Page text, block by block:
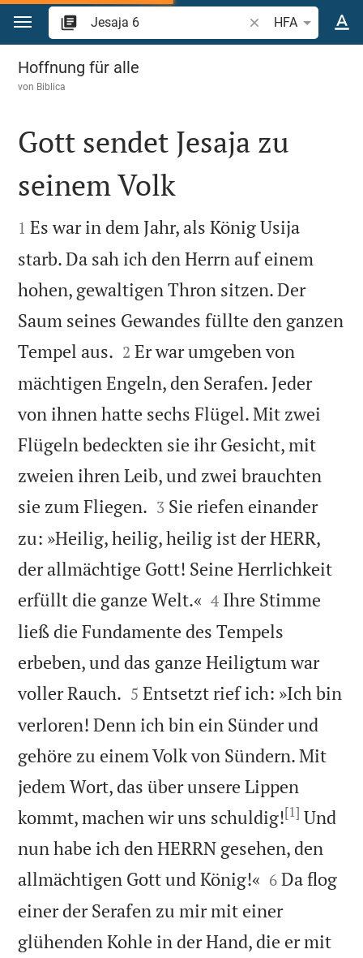
Zum Inhalt springen
Bibelstelle oder
HFA
Jesaja 6
Hoffnung für alle
von Biblica

Gott sendet Jesaja zu
seinem Volk

1 Es war in dem Jahr, als König Usija
starb. Da sah ich den Herrn auf einem
hohen, gewaltigen Thron sitzen. Der
Saum seines Gewandes füllte den ganzen
Tempel aus. 

2 Er war umgeben von
mächtigen Engeln, den Serafen. Jeder
von ihnen hatte sechs Flügel. Mit zwei
Flügeln bedeckten sie ihr Gesicht, mit
zweien ihren Leib, und zwei brauchten
sie zum Fliegen. 

3 Sie riefen einander
zu: »Heilig, heilig, heilig ist der HERR,
der allmächtige Gott! Seine Herrlichkeit
erfüllt die ganze Welt.« 

4 Ihre Stimme
ließ die Fundamente des Tempels
erbeben, und das ganze Heiligtum war
voller Rauch. 

5 Entsetzt rief ich: »Ich bin
verloren! Denn ich bin ein Sünder und
gehöre zu einem Volk von Sündern. Mit
jedem Wort, das über unsere Lippen
kommt, machen wir uns schuldig![1] Und
nun habe ich den HERRN gesehen, den
allmächtigen Gott und König!« 

6 Da flog
einer der Serafen zu mir mit einer
glühenden Kohle in der Hand, die er mit